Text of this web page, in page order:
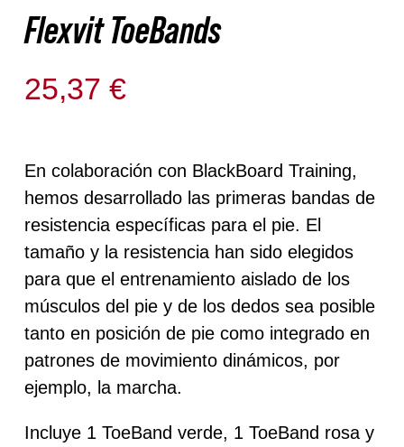
Flexvit ToeBands
25,37€
En colaboración con BlackBoard Training,
hemos desarrollado las primeras bandas de
resistencia específicas para el pie. El
tamaño y la resistencia han sido elegidos
para que el entrenamiento aislado de los
músculos del pie y de los dedos sea posible
tanto en posición de pie como integrado en
patrones de movimiento dinámicos, por
ejemplo, la marcha.
Incluye 1 ToeBand verde, 1 ToeBand rosa y